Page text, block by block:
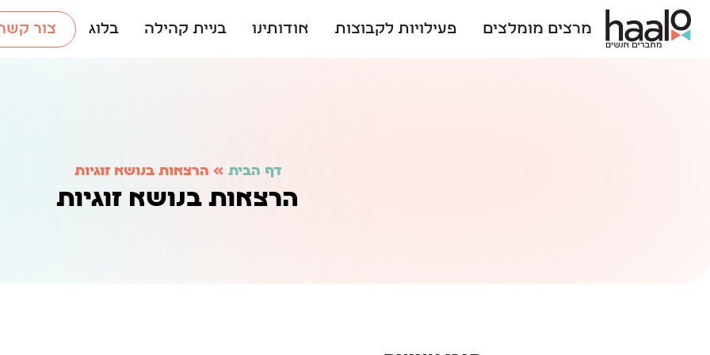
מרצים מומלצים פעילויות לקבוצות אודותינו בניית קהילה בלוג צור
דף הבית » הרצאות בנושא זוגיות
הרצאות בנושא זוגיות